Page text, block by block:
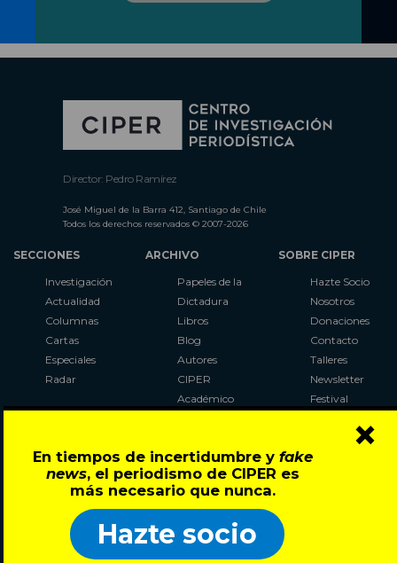
En tiempos de incertidumbre y fake
news, el periodismo de CIPER es
más necesario que nunca.
Hazte socio
×
Director: Pedro Ramírez
José Miguel de la Barra 412, Santiago de Chile
Todos los derechos reservados © 2007-2026
SECCIONES
Investigación
Actualidad
Columnas
Cartas
Especiales
Radar
ARCHIVO
Papeles de la
Dictadura
Libros
Blog
Autores
CIPER
Académico
Al Plebiscito
con CIPER
SOBRE CIPER
Hazte Socio
Nosotros
Donaciones
Contacto
Talleres
Newsletter
Festival